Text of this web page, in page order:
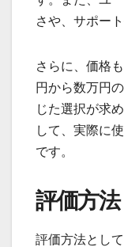
さや、サポー
さらに、価格
円から数万円
じた選択が求
して、実際に
です。
評価方法
評価方法とし